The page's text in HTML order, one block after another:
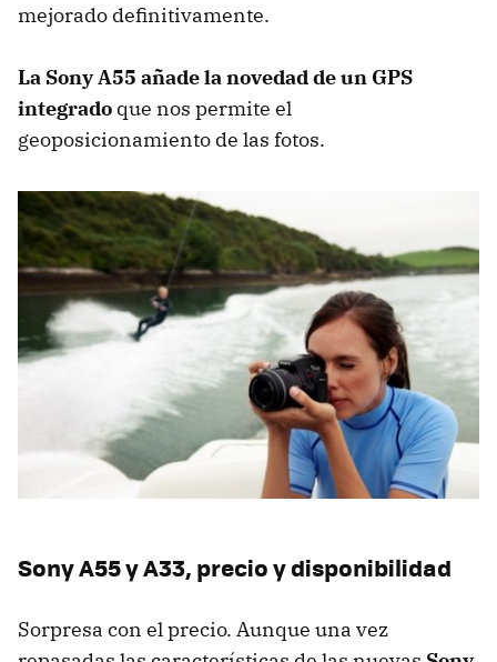
mejorado definitivamente.
La Sony A55 añade la novedad de un GPS
integrado que nos permite el
geoposicionamiento de las fotos.
Sony A55 y A33, precio y disponibilidad
Sorpresa con el precio. Aunque una vez